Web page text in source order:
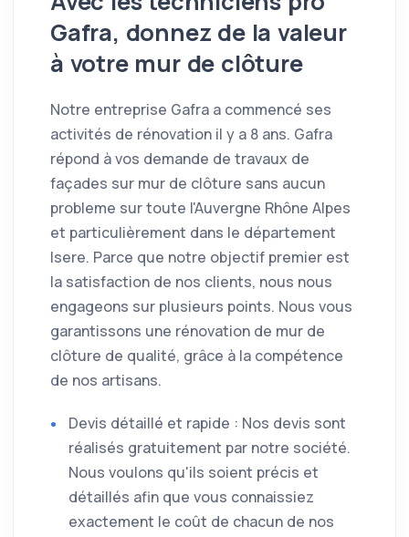
Gafra, donnez de la valeur
à votre mur de clôture
Notre entreprise Gafra a commencé ses
activités de rénovation il y a 8 ans. Gafra
répond à vos demande de travaux de
façades sur mur de clôture sans aucun
probleme sur toute l'Auvergne Rhône Alpes
et particulièrement dans le département
Isere. Parce que notre objectif premier est
la satisfaction de nos clients, nous nous
engageons sur plusieurs points. Nous vous
garantissons une rénovation de mur de
clôture de qualité, grâce à la compétence
de nos artisans.
Devis détaillé et rapide : Nos devis sont
réalisés gratuitement par notre société.
Nous voulons qu'ils soient précis et
détaillés afin que vous connaissiez
exactement le coût de chacun de nos